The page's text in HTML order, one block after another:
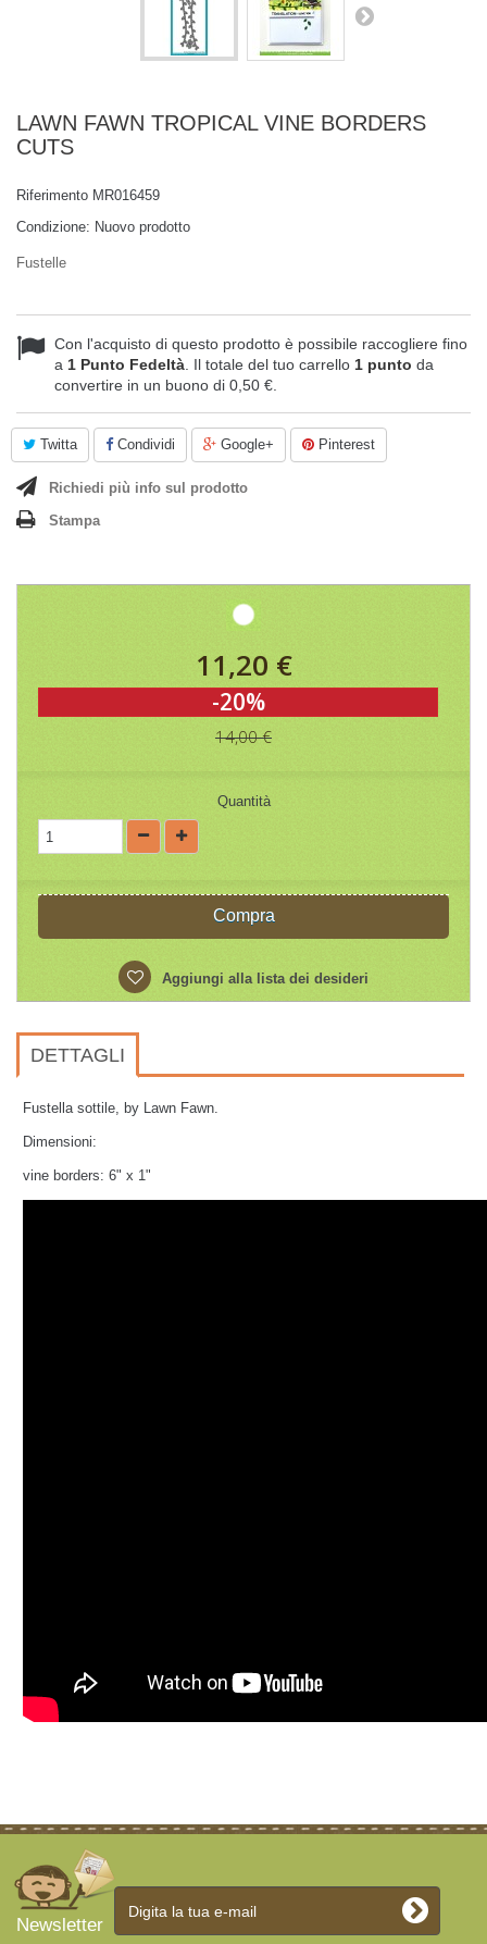
LAWN FAWN TROPICAL VINE BORDERS
CUTS
Riferimento MR016459
Condizione: Nuovo prodotto
Fustelle
Con l'acquisto di questo prodotto è possibile raccogliere fino
a 1 Punto Fedeltà . Il totale del tuo carrello 1 punto da
convertire in un buono di 0,50 €
Twitta Condividi Google+ Pinterest
Richiedi più info sul prodotto
Stampa
11,20 €
-20%
14,00 €
Quantità
Compra
Aggiungi alla lista dei desideri
DETTAGLI
Fustella sottile, by Lawn Fawn.
Dimensioni:
vine borders: 6" x 1"
Newsletter